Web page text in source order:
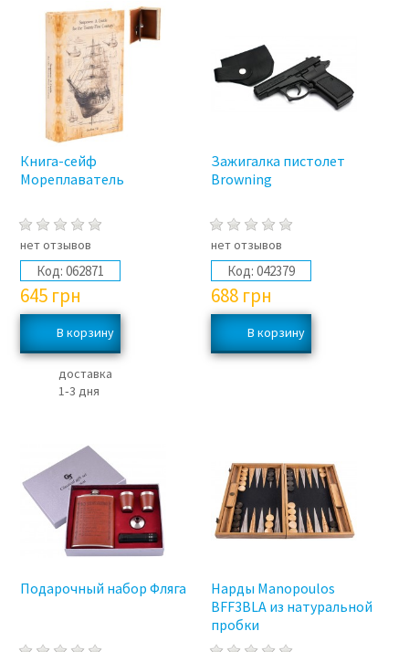
Книга-сейф
Мореплаватель
нет отзывов
Код: 062871
645 грн
доставка
1‑3 дня
Зажигалка пистолет
Browning
нет отзывов
Код: 042379
688 грн
Подарочный набор Фляга
Нарды Manopoulos
BFF3BLA из натуральной
пробки